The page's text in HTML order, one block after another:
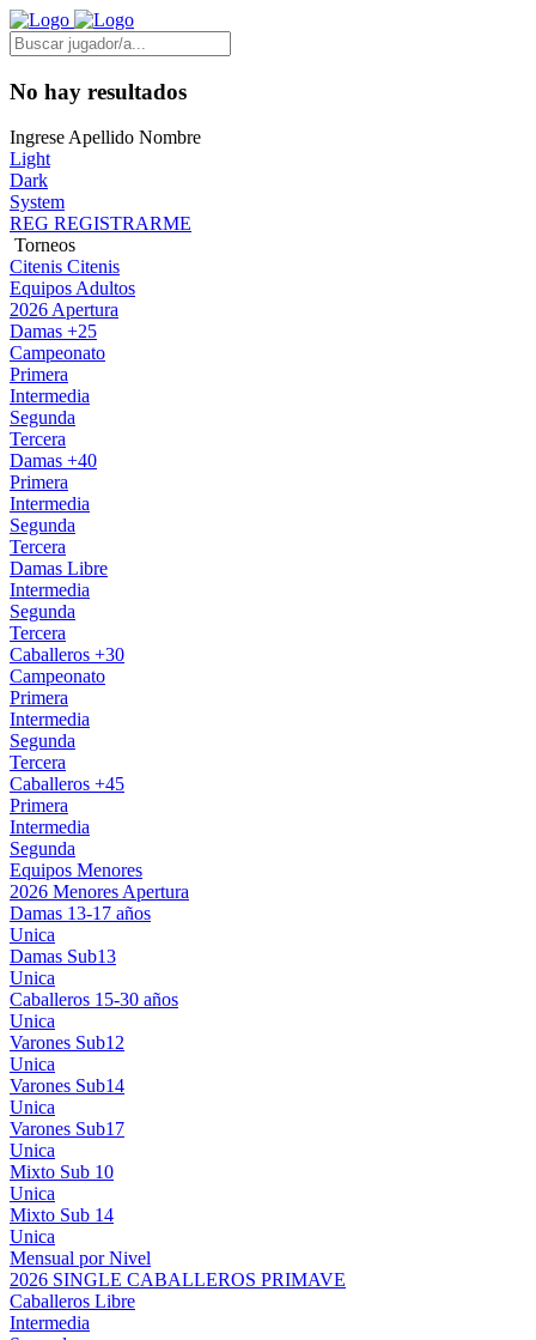
No hay resultados
Ingrese Apellido Nombre
Light
Dark
System
REG REGISTRARME
Torneos
Citenis Citenis
Equipos Adultos
2026 Apertura
Damas +25
Campeonato
Primera
Intermedia
Segunda
Tercera
Damas +40
Primera
Intermedia
Segunda
Tercera
Damas Libre
Intermedia
Segunda
Tercera
Caballeros +30
Campeonato
Primera
Intermedia
Segunda
Tercera
Caballeros +45
Primera
Intermedia
Segunda
Equipos Menores
2026 Menores Apertura
Damas 13-17 años
Unica
Damas Sub13
Unica
Caballeros 15-30 años
Unica
Varones Sub12
Unica
Varones Sub14
Unica
Varones Sub17
Unica
Mixto Sub 10
Unica
Mixto Sub 14
Unica
Mensual por Nivel
2026 SINGLE CABALLEROS PRIMAVE
Caballeros Libre
Intermedia